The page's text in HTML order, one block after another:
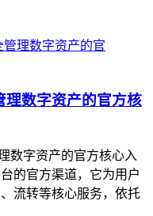
理数字资产的官方核
数字资产的官方核心入
的官方渠道，它为用户
流转等核心服务，依托